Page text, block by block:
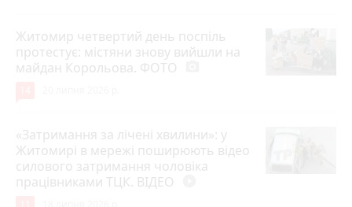
Житомир четвертий день поспіль
протестує: містяни знову вийшли на
майдан Корольова. ФОТО
«Затримання за лічені хвилини»: у
Житомирі в мережі поширюють відео
силового затримання чоловіка
працівниками ТЦК. ВІДЕО